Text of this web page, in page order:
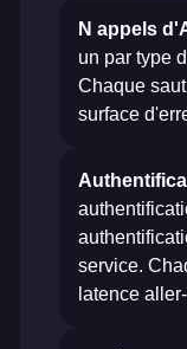
N appels
un par type
Chaque
surface
service.
latence